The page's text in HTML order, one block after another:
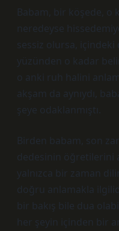
Babam, bir köşede, o
neredeyse
sessiz olursa,
yüzünden o kadar
o anki ruh halini
akşam da aynıydı,
şeye odaklanmıştı.
Birden babam, son
dedesinin öğretilerini
yalnızca bir zaman
doğru anlamakla
bir bakış bile dua
her şeyin içinden bir